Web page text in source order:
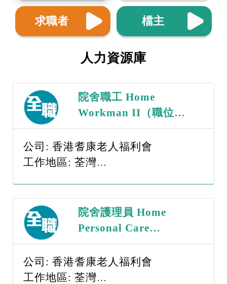
求職者 檔主
人力資源庫
院舍職工 Home
Workman II（職位編
號：WII - 260817）
公司: 香港耆康老人福利會
工作地區: 荃灣
院舍護理員 Home
Personal Care
Worker（職位編號：
PCW - 260817）
公司: 香港耆康老人福利會
工作地區: 荃灣